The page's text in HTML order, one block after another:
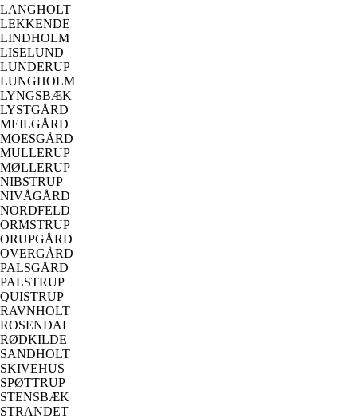
LANGHOLT
LEKKENDE
LINDHOLM
LISELUND
LUNDERUP
LUNGHOLM
LYNGSBÆK
LYSTGÅRD
MEILGÅRD
MOESGÅRD
MULLERUP
MØLLERUP
NIBSTRUP
NIVÅGÅRD
NORDFELD
ORMSTRUP
ORUPGÅRD
OVERGÅRD
PALSGÅRD
PALSTRUP
QUISTRUP
RAVNHOLT
ROSENDAL
RØDKILDE
SANDHOLT
SKIVEHUS
SPØTTRUP
STENSBÆK
STRANDET